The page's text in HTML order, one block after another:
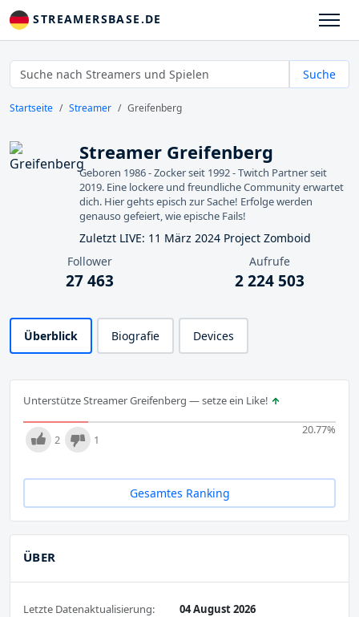
STREAMERSBASE.DE
Suche
Startseite Streamer Greifenberg
Streamer Greifenberg
Geboren 1986 - Zocker seit 1992 - Twitch Partner seit
2019. Eine lockere und freundliche Community erwartet
dich. Hier gehts episch zur Sache! Erfolge werden
genauso gefeiert, wie epische Fails!
Zuletzt LIVE: 11 März 2024 Project Zomboid
Follower
27 463
Aufrufe
2 224 503
Überblick Biografie Devices
Unterstütze Streamer Greifenberg — setze ein Like!
20.77%
2 1
Gesamtes Ranking
ÜBER
Letzte Datenaktualisierung:
04 August 2026